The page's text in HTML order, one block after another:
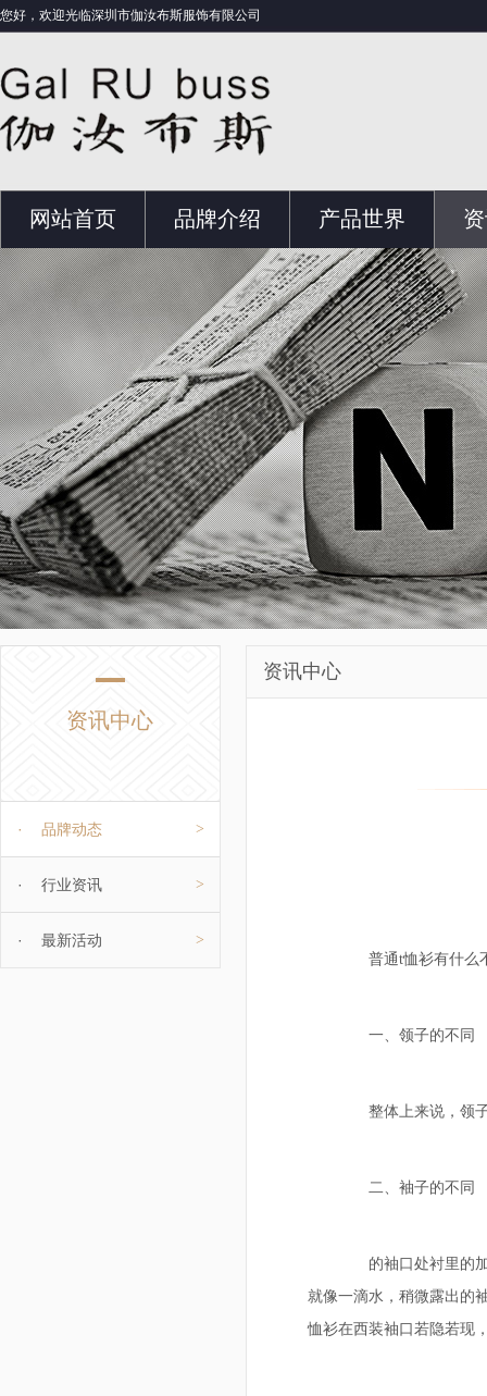
您好，欢迎光临深圳市伽汝布斯服饰有限公司
网站首页 品牌介绍 产品世界
资讯中心
· 品牌动态 >
· 行业资讯 >
· 最新活动 >
资讯中心
普通t恤衫有什么不
一、领子的不同
整体上来说，领子
二、袖子的不同
的袖口处衬里的加
就像一滴水，稍微露出的
恤衫在西装袖口若隐若现